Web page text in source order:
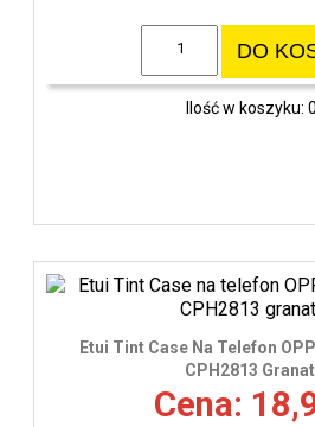
DO
Ilość w koszyku:
Etui Tint Case Na Telefon
CPH2813
Cena: